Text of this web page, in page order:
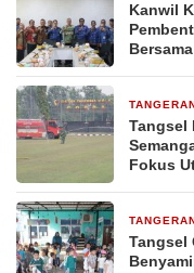
Kanwil
Tangsel
Fokus
Tangsel